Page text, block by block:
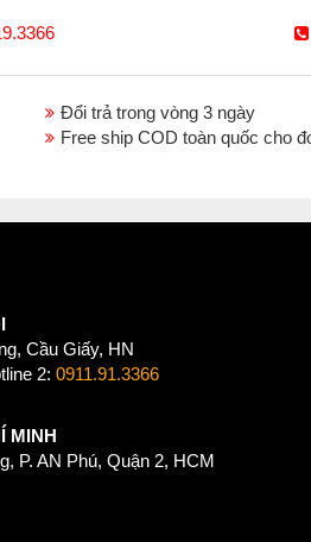
Đổi trả trong vòng 3 ngày
Free ship COD toàn quốc cho
Cầu Giấy, HN
2: 0911.91.3366
MINH
P. AN Phú, Quận 2, HCM